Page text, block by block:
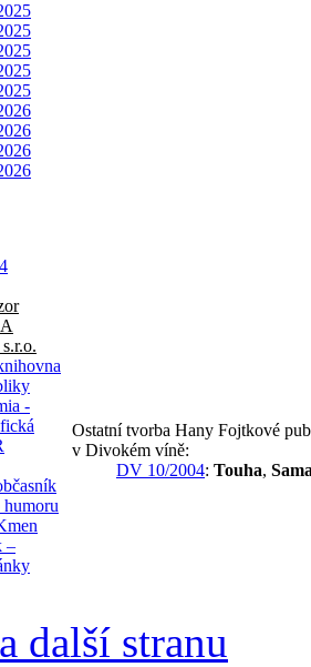
Ostatní tvorba Hany Fojtkové
v Divokém víně:
DV 10/2004: Touha,
další stranu